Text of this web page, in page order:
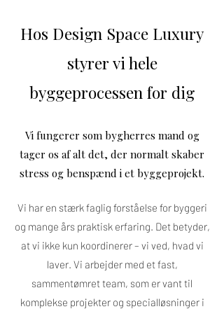
Hos Design Space Luxury
styrer vi hele
byggeprocessen for dig
Vi fungerer som bygherres mand og
tager os af alt det, der normalt skaber
stress og benspænd i et byggeprojekt.
Vi har en stærk faglig forståelse for byggeri
og mange års praktisk erfaring. Det betyder,
at vi ikke kun koordinerer – vi ved, hvad vi
laver. Vi arbejder med et fast,
sammentømret team, som er vant til
komplekse projekter og specialløsninger i